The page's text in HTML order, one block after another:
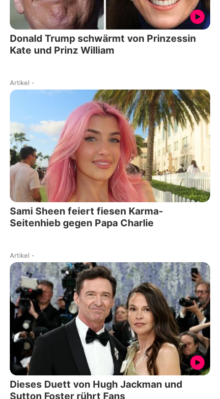
Donald Trump schwärmt von Prinzessin
Kate und Prinz William
Artikel -
Sami Sheen feiert fiesen Karma-
Seitenhieb gegen Papa Charlie
Artikel -
Dieses Duett von Hugh Jackman und
Sutton Foster rührt Fans